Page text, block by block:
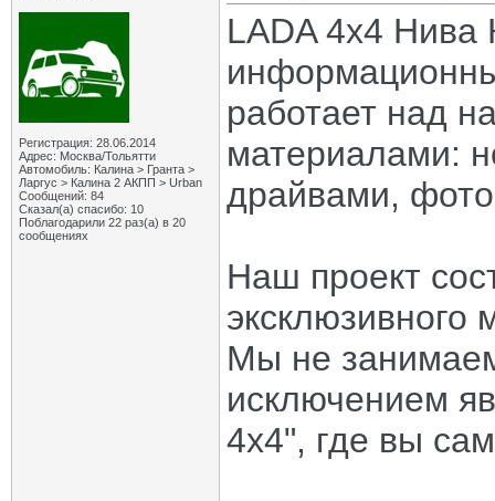
Регистрация: 28.06.2014
Адрес: Москва/Тольятти
Автомобиль: Калина > Гранта >
Ларгус > Калина 2 АКПП > Urban
Сообщений: 84
Сказал(а) спасибо: 10
Поблагодарили 22 раз(а) в 20
сообщениях
LADA 4x4 Нива
работает над
материалами:
драйвами,
Наш проект
Мы не
исключением
4x4", где вы